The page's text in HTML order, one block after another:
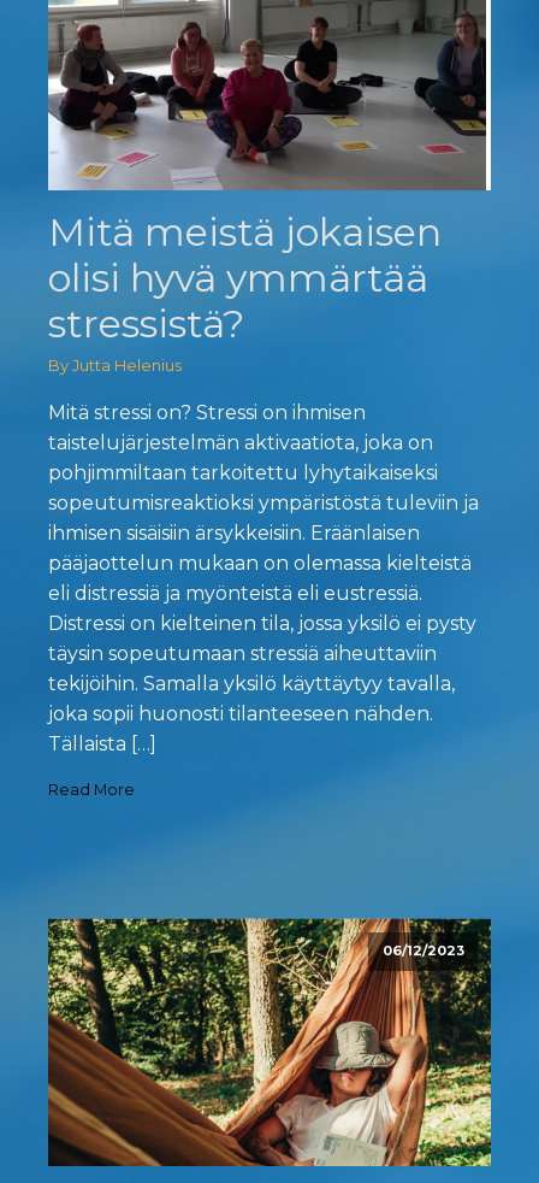
Mitä meistä jokaisen
olisi hyvä ymmärtää
stressistä?
By Jutta Helenius
Mitä stressi on? Stressi on ihmisen
taistelujärjestelmän aktivaatiota, joka on
pohjimmiltaan tarkoitettu lyhytaikaiseksi
sopeutumisreaktioksi ympäristöstä tuleviin ja
ihmisen sisäisiin ärsykkeisiin. Eräänlaisen
pääjaottelun mukaan on olemassa kielteistä
eli distressiä ja myönteistä eli eustressiä.
Distressi on kielteinen tila, jossa yksilö ei pysty
täysin sopeutumaan stressiä aiheuttaviin
tekijöihin. Samalla yksilö käyttäytyy tavalla,
joka sopii huonosti tilanteeseen nähden.
Tällaista […]
Read More
06/12/2023